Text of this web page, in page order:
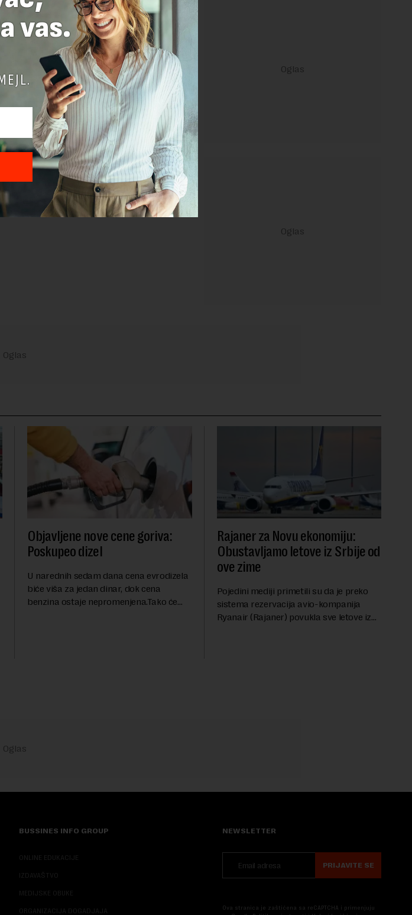
Google Politika PrivatnostiiGoogle Uslovi
Objavljene nove cene goriva:
Poskupeo dizel
U narednih sedam dana cena evrodizela
biće viša za jedan dinar, dok cena
benzina ostaje nepromenjena.Tako će
Rajaner za Novu ekonomiju:
Obustavljamo letove iz Srbije od
ove zime
Pojedini mediji primetili su da je preko
sistema rezervacija avio-kompanija
Ryanair (Rajaner) povukla sve letove iz
BUSSINES INFO GROUP
ONLINE EDUKACIJE
IZDAVAŠTVO
MEDIJSKE OBUKE
ORGANIZACIJA DOGADJAJA
NEWSLETTER
PRIJAVITE SE
Ova stranica je zaštićena sa reCAPTCHA i primenjuju
vas.